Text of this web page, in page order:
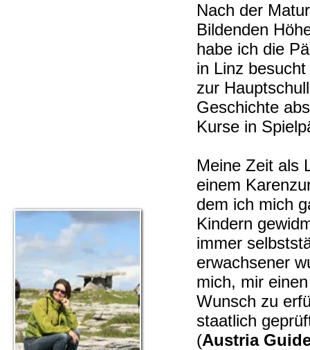
Nach der
Bildenden
habe ich die
in Linz
zur
Geschichte
Kurse in
Meine Zeit als
einem
dem ich mich
Kindern
immer
erwachsener
mich, mir
Wunsch zu
staatlich
(Austria